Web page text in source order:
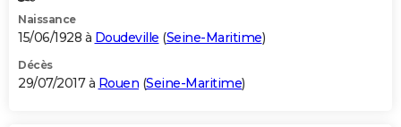
Naissance
15/06/1928 à Doudeville (Seine-Maritime)
Décès
29/07/2017 à Rouen (Seine-Maritime)